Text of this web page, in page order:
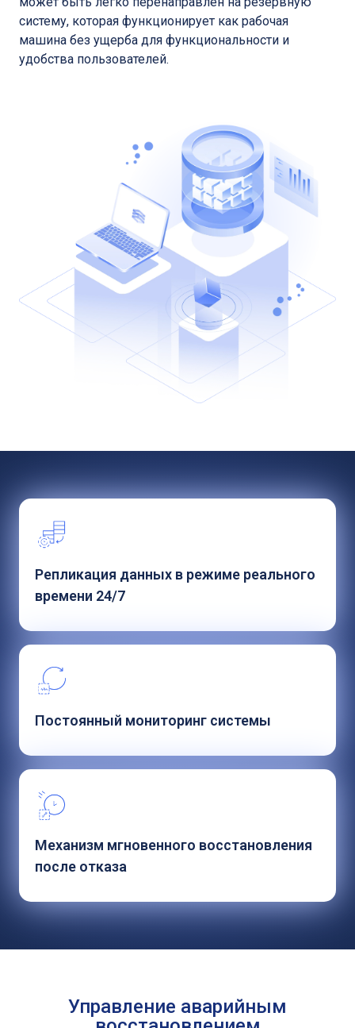
систему, которая функционирует как рабочая
машина без ущерба для функциональности и
удобства пользователей.
Репликация данных в режиме реального
времени 24/7
Постоянный мониторинг системы
Механизм мгновенного восстановления
после отказа
Управление аварийным